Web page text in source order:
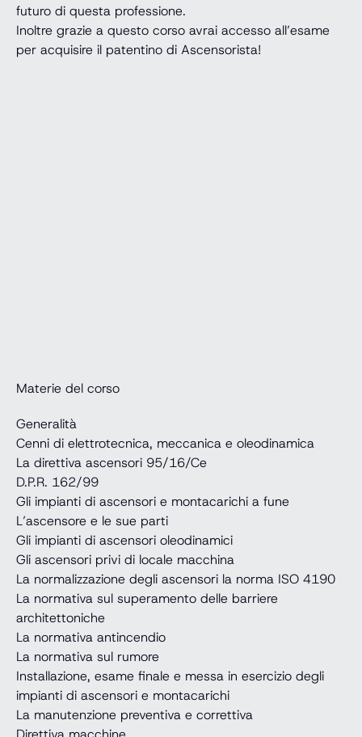
futuro di questa professione.
Inoltre grazie a questo corso avrai accesso all’esame
per acquisire il patentino di Ascensorista!
Materie del corso
Generalità
Cenni di elettrotecnica, meccanica e oleodinamica
La direttiva ascensori 95/16/Ce
D.P.R. 162/99
Gli impianti di ascensori e montacarichi a fune
L’ascensore e le sue parti
Gli impianti di ascensori oleodinamici
Gli ascensori privi di locale macchina
La normalizzazione degli ascensori la norma ISO 4190
La normativa sul superamento delle barriere
architettoniche
La normativa antincendio
La normativa sul rumore
Installazione, esame finale e messa in esercizio degli
impianti di ascensori e montacarichi
La manutenzione preventiva e correttiva